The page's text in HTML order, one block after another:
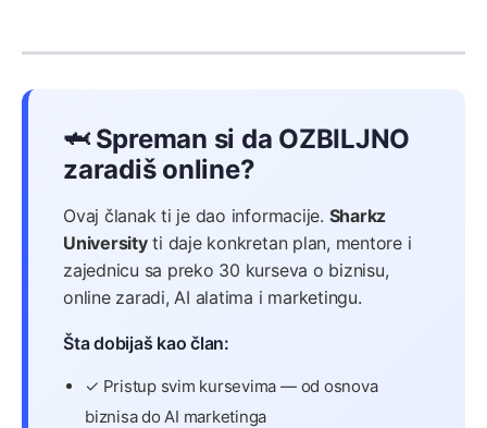
🦈 Spreman si da OZBILJNO
zaradiš online?
Ovaj članak ti je dao informacije. Sharkz
Universityti daje konkretan plan, mentore i
zajednicu sa preko 30 kurseva o biznisu,
online zaradi, AI alatima i marketingu.
Šta dobijaš kao član:
✓ Pristup svim kursevima — od osnova
biznisa do AI marketinga